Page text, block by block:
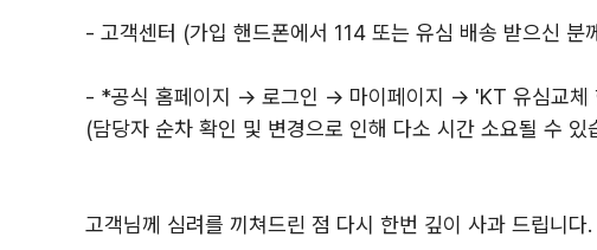
- 고객센터 (가입 핸드폰에서 114 또는 유심 배송 받으신 분
- *공식 홈페이지 → 로그인 → 마이페이지 → 'KT 유심교체
(담당자 순차 확인 및 변경으로 인해 다소 시간 소요될 수 있
고객님께 심려를 끼쳐드린 점 다시 한번 깊이 사과 드립니다.